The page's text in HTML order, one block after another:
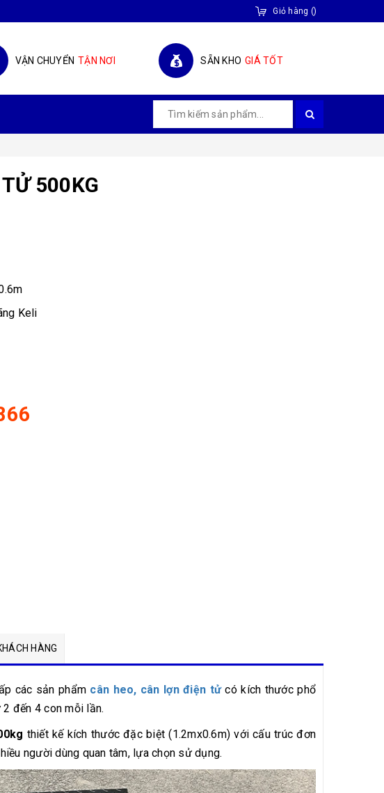
Giỏ hàng ()
VẬN CHUYỂN TẬN NƠI SẴN KHO GIÁ TỐT
500KG
Keli
HÀNG
các sản phẩm cân heo, cân lợn điện tửcó kích thước phổ
đến 4 con mỗi lần.
thiết kế kích thước đặc biệt (1.2mx0.6m) với cấu trúc đơn
người dùng quan tâm, lựa chọn sử dụng.